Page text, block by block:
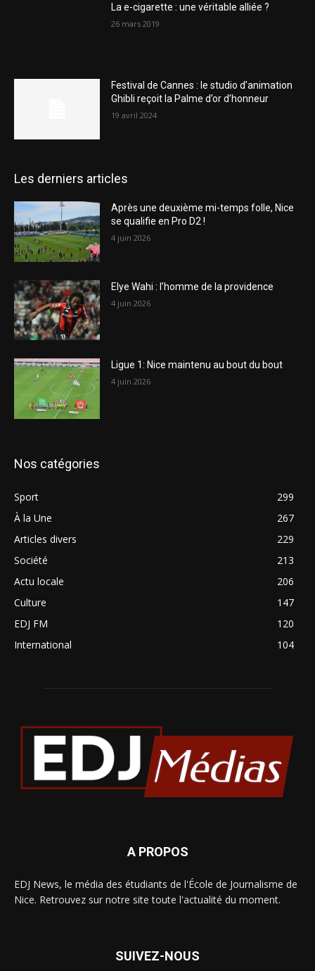
La e-cigarette : une véritable alliée ?
26 mars 2019
Festival de Cannes : le studio d’animation
Ghibli reçoit la Palme d’or d’honneur
19 avril 2024
Les derniers articles
Après une deuxième mi-temps folle, Nice
se qualifie en Pro D2 !
4 juin 2026
Elye Wahi : l’homme de la providence
4 juin 2026
Ligue 1: Nice maintenu au bout du bout
4 juin 2026
Nos catégories
Sport
299
À la Une
267
Articles divers
229
Société
213
Actu locale
206
Culture
147
EDJ FM
120
International
104
A PROPOS
EDJ News, le média des étudiants de l'École de Journalisme de
Nice. Retrouvez sur notre site toute l'actualité du moment.
SUIVEZ-NOUS